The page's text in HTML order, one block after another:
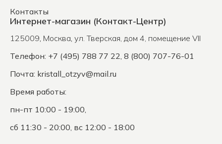
Контакты
Интернет-магазин (Контакт-Центр)
125009, Москва, ул. Тверская, дом 4, помещение VII
Телефон: +7 (495) 788 77 22, 8 (800) 707-76-01
Почта: kristall_otzyv@mail.ru
Время работы:
пн-пт 10:00 - 19:00,
сб 11:30 - 20:00, вс 12:00 - 18:00